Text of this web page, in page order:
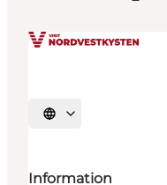
Vælg sprog
Information